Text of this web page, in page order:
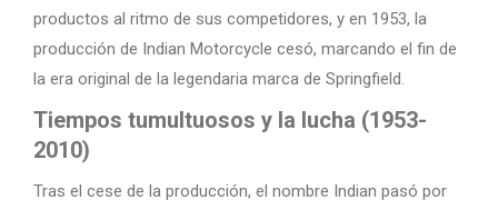
productos al ritmo de sus competidores, y en 1953, la
producción de Indian Motorcycle cesó, marcando el fin de
la era original de la legendaria marca de Springfield.
Tiempos tumultuosos y la lucha (1953-
2010)
Tras el cese de la producción, el nombre Indian pasó por